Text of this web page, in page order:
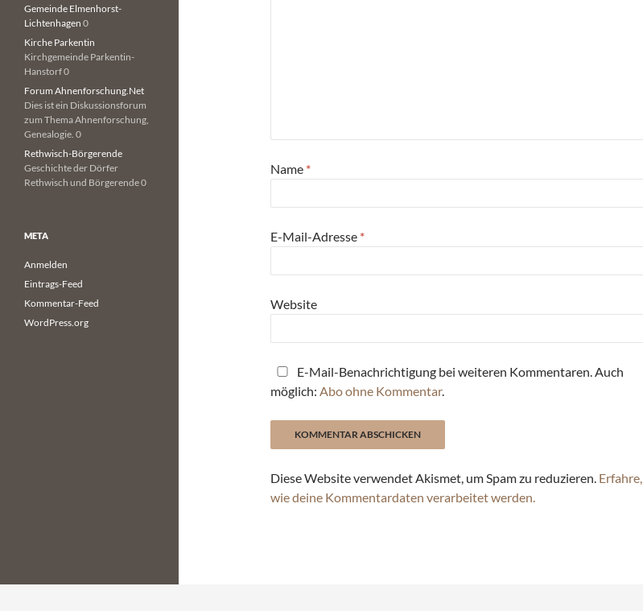
Name *
E-Mail-Adresse *
Website
E-Mail-Benachrichtigung bei weiteren Kommentaren. Auch
möglich: Abo ohne Kommentar.
Diese Website verwendet Akismet, um Spam zu reduzieren. Erfahre,
wie deine Kommentardaten verarbeitet werden.
Gemeinde Elmenhorst-
Lichtenhagen 0
Kirche Parkentin
Kirchgemeinde Parkentin-
Hanstorf 0
Forum Ahnenforschung.Net
Dies ist ein Diskussionsforum
zum Thema Ahnenforschung,
Genealogie. 0
Rethwisch-Börgerende
Geschichte der Dörfer
Rethwisch und Börgerende 0
META
Anmelden
Eintrags-Feed
Kommentar-Feed
WordPress.org